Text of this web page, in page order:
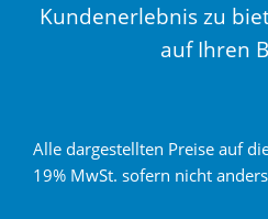
Kundenerlebnis zu
auf Ihren
Alle dargestellten Preise auf
19% MwSt. sofern nicht